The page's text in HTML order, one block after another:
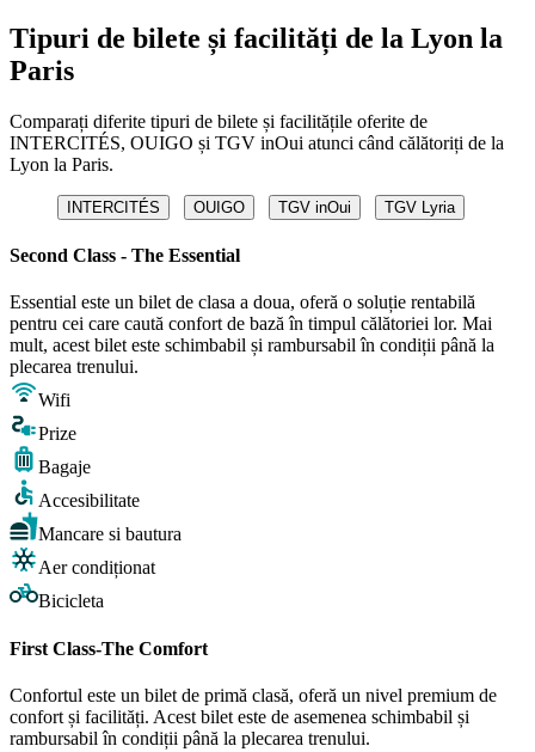
Tipuri de bilete și facilități de la Lyon la
Paris
Comparați diferite tipuri de bilete și facilitățile oferite de
INTERCITÉS, OUIGO și TGV inOui atunci când călătoriți de la
Lyon la Paris.
INTERCITÉS OUIGO TGV inOui TGV Lyria
Second Class - The Essential
Essential este un bilet de clasa a doua, oferă o soluție rentabilă
pentru cei care caută confort de bază în timpul călătoriei lor. Mai
mult, acest bilet este schimbabil și rambursabil în condiții până la
plecarea trenului.
Wifi
Prize
Bagaje
Accesibilitate
Mancare si bautura
Aer condiționat
Bicicleta
First Class-The Comfort
Confortul este un bilet de primă clasă, oferă un nivel premium de
confort și facilități. Acest bilet este de asemenea schimbabil și
rambursabil în condiții până la plecarea trenului.